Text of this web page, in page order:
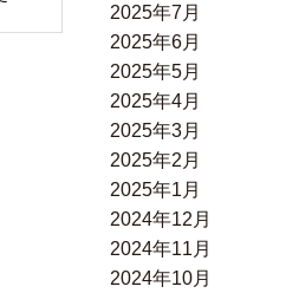
2025年7月
2025年6月
2025年5月
2025年4月
2025年3月
2025年2月
2025年1月
2024年12月
2024年11月
2024年10月